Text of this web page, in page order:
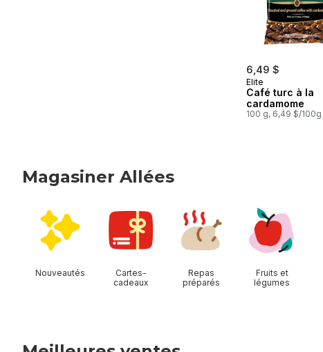
6,49 $
Elite
Café turc à la
cardamome
100 g, 6,49 $/100g
Magasiner Allées
Nouveautés
Cartes-
cadeaux
Repas
préparés
Fruits et
légumes